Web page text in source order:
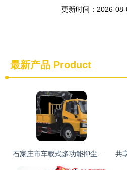
更新时间：2026-
最新产品 Product